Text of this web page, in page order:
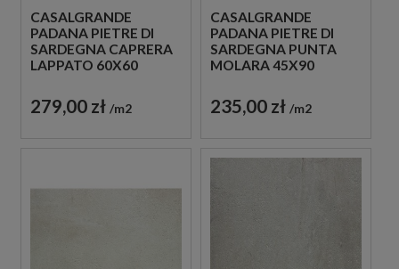
CASALGRANDE
PADANA PIETRE DI
SARDEGNA CAPRERA
LAPPATO 60X60
BETON
279,00 zł m2
CASALGRANDE
PADANA PIETRE DI
SARDEGNA PUNTA
MOLARA 45X90
BETON
235,00 zł m2